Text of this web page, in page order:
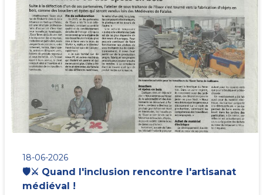
18-06-2026
🛡️⚔️ Quand l'inclusion rencontre l'artisanat
médiéval !